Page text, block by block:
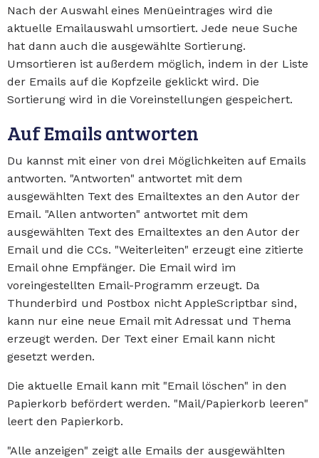
Nach der Auswahl eines Menüeintrages wird die
aktuelle Emailauswahl umsortiert. Jede neue Suche
hat dann auch die ausgewählte Sortierung.
Umsortieren ist außerdem möglich, indem in der Liste
der Emails auf die Kopfzeile geklickt wird. Die
Sortierung wird in die Voreinstellungen gespeichert.
Auf Emails antworten
Du kannst mit einer von drei Möglichkeiten auf Emails
antworten. "Antworten" antwortet mit dem
ausgewählten Text des Emailtextes an den Autor der
Email. "Allen antworten" antwortet mit dem
ausgewählten Text des Emailtextes an den Autor der
Email und die CCs. "Weiterleiten" erzeugt eine zitierte
Email ohne Empfänger. Die Email wird im
voreingestellten Email-Programm erzeugt. Da
Thunderbird und Postbox nicht AppleScriptbar sind,
kann nur eine neue Email mit Adressat und Thema
erzeugt werden. Der Text einer Email kann nicht
gesetzt werden.
Die aktuelle Email kann mit "Email löschen" in den
Papierkorb befördert werden. "Mail/Papierkorb leeren"
leert den Papierkorb.
"Alle anzeigen" zeigt alle Emails der ausgewählten